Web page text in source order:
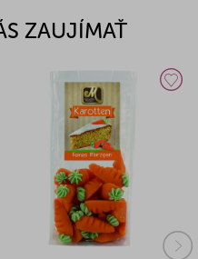
ZAUJÍMAŤ